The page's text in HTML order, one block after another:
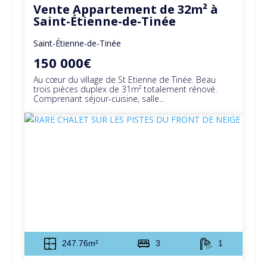
Vente Appartement de 32m² à
Saint-Étienne-de-Tinée
Saint-Étienne-de-Tinée
150 000€
Au cœur du village de St Etienne de Tinée. Beau
trois pièces duplex de 31m² totalement rénové.
Comprenant séjour-cuisine, salle...
247.76m² 3 1